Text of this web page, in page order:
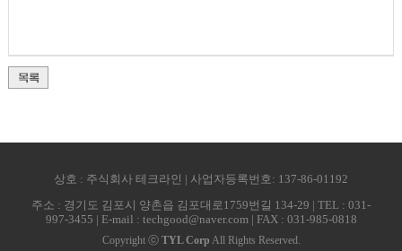
상호 : 주식회사 테크라인 | 사업자등록번호: 137-86-01192
주소 : 경기도 김포시 양촌읍 김포대로1759번길 134-29 | TEL : 031-
997-3455 | E-mail : techgood@naver.com | FAX : 031-985-0818
Copyright ⓒ TYL Corp All Rights Reserved.